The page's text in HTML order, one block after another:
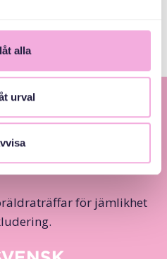
alla
urval
för jämlikhet